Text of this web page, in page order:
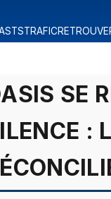
TRAFIC
SE
: